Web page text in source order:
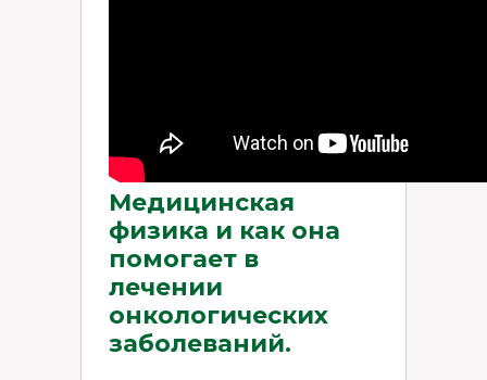
Медицинская
физика и как она
помогает в
лечении
онкологических
заболеваний.